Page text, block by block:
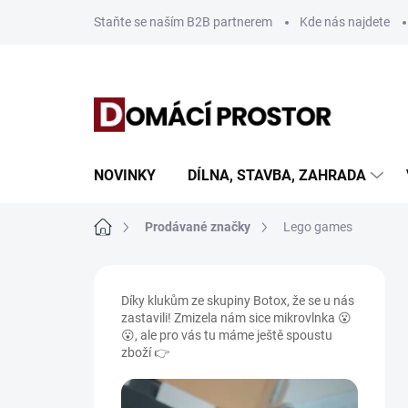
Staňte se naším B2B partnerem Kde nás najdete
NOVINKY DÍLNA, STAVBA, ZAHRADA
Domů Prodávané značky Lego games
Díky klukům ze skupiny Botox, že se u nás
zastavili! Zmizela nám sice mikrovlnka 😮
😮, ale pro vás tu máme ještě spoustu
zboží 👉